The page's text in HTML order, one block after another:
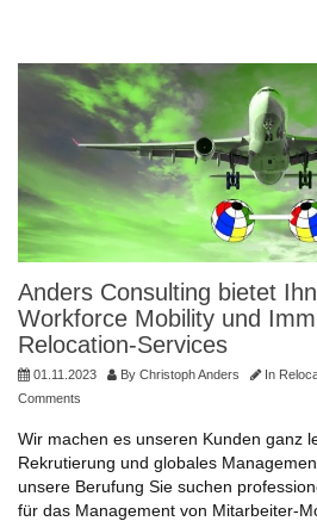
Anders Consulting bietet
Workforce Mobility und
Relocation-Services
01.11.2023 By Christoph Anders In
Comments
Wir machen es unseren Kunden ganz
Rekrutierung und globales
unsere Berufung Sie suchen
für das Management von Mitarbeiter-